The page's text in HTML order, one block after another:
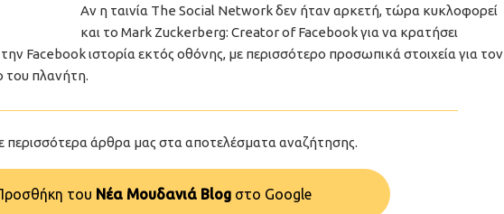
Αν η ταινία The Social Network δεν ήταν αρκετή, τώρα κυκλοφορεί
και το Mark Zuckerberg: Creator of Facebook για να κρατήσει
Facebook ιστορία εκτός οθόνης, με περισσότερο προσωπικά στοιχεία για τον
του πλανήτη.
περισσότερα άρθρα μας στα αποτελέσματα αναζήτησης.
του Νέα Μουδανιά Blogστo Google